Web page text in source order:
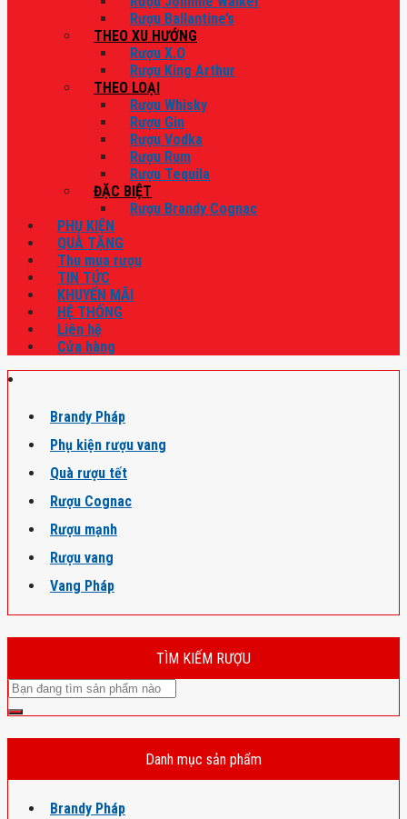
Rượu Ballantine’s
THEO XU HƯỚNG
Rượu X.O
Rượu King Arthur
THEO LOẠI
Rượu Whisky
Rượu Gin
Rượu Vodka
Rượu Rum
Rượu Tequila
ĐẶC BIỆT
Rượu Brandy Cognac
PHỤ KIỆN
QUÀ TẶNG
Thu mua rượu
TIN TỨC
KHUYẾN MÃI
HỆ THỐNG
Liên hệ
Cửa hàng
Brandy Pháp
Phụ kiện rượu vang
Quà rượu tết
Rượu Cognac
Rượu mạnh
Rượu vang
Vang Pháp
TÌM KIẾM RƯỢU
Danh mục sản phẩm
Brandy Pháp